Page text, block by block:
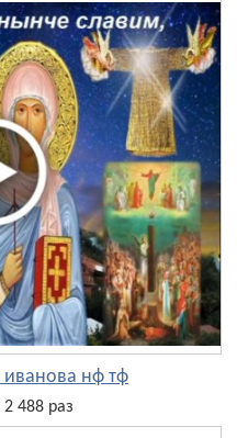
нф тф
488 раз